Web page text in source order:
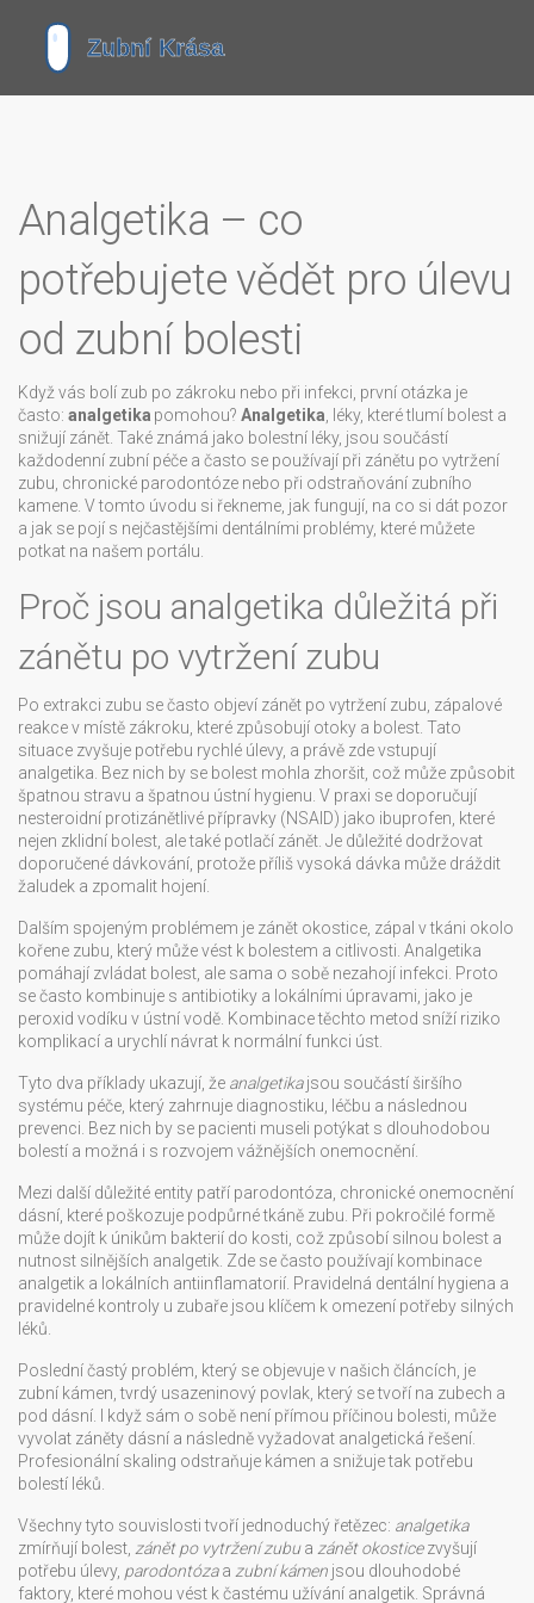
Analgetika – co
potřebujete vědět pro úlevu
od zubní bolesti
Když vás bolí zub po zákroku nebo při infekci, první otázka je
často: analgetika pomohou? Analgetika
léky, které tlumí bolest a
snižují zánět . Také známá jako bolestní léky, jsou součástí
každodenní zubní péče a často se používají při zánětu po vytržení
zubu, chronické parodontóze nebo při odstraňování zubního
kamene. V tomto úvodu si řekneme, jak fungují, na co si dát pozor
a jak se pojí s nejčastějšími dentálními problémy, které můžete
potkat na našem portálu.
Proč jsou analgetika důležitá při
zánětu po vytržení zubu
Po extrakci zubu se často objeví zánět po vytržení zubu zápalové
reakce v místě zákroku, které způsobují otoky a bolest . Tato
situace zvyšuje potřebu rychlé úlevy, a právě zde vstupují
analgetika. Bez nich by se bolest mohla zhoršit, což může způsobit
špatnou stravu a špatnou ústní hygienu. V praxi se doporučují
nesteroidní protizánětlivé přípravky (NSAID) jako ibuprofen, které
nejen zklidní bolest, ale také potlačí zánět. Je důležité dodržovat
doporučené dávkování, protože příliš vysoká dávka může dráždit
žaludek a zpomalit hojení.
Dalším spojeným problémem je zánět okostice zápal v tkáni okolo
kořene zubu, který může vést k bolestem a citlivosti . Analgetika
pomáhají zvládat bolest, ale sama o sobě nezahojí infekci. Proto
se často kombinuje s antibiotiky a lokálními úpravami, jako je
peroxid vodíku v ústní vodě. Kombinace těchto metod sníží riziko
komplikací a urychlí návrat k normální funkci úst.
Tyto dva příklady ukazují, že analgetikajsou součástí širšího
systému péče, který zahrnuje diagnostiku, léčbu a následnou
prevenci. Bez nich by se pacienti museli potýkat s dlouhodobou
bolestí a možná i s rozvojem vážnějších onemocnění.
Mezi další důležité entity patří parodontóza chronické onemocnění
dásní, které poškozuje podpůrné tkáně zubu . Při pokročilé formě
může dojít k únikům bakterií do kosti, což způsobí silnou bolest a
nutnost silnějších analgetik. Zde se často používají kombinace
analgetik a lokálních antiinflamatorií. Pravidelná dentální hygiena a
pravidelné kontroly u zubaře jsou klíčem k omezení potřeby silných
léků.
Poslední častý problém, který se objevuje v našich článcích, je
zubní kámen ,tvrdý usazeninový povlak, který se tvoří na zubech a
pod dásní . I když sám o sobě není přímou příčinou bolesti, může
vyvolat záněty dásní a následně vyžadovat analgetická řešení.
Profesionální skaling odstraňuje kámen a snižuje tak potřebu
bolestí léků.
Všechny tyto souvislosti tvoří jednoduchý řetězec: analgetika
zmírňují bolest, zánět po vytržení zubua zánět okosticezvyšují
potřebu úlevy, parodontózaa zubní kámen jsou dlouhodobé
faktory, které mohou vést k častému užívání analgetik. Správná